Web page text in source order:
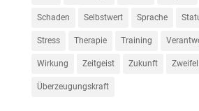
Schaden Selbstwert Sprache
Stress Therapie Training
Wirkung Zeitgeist Zukunft Zweifel
Überzeugungskraft